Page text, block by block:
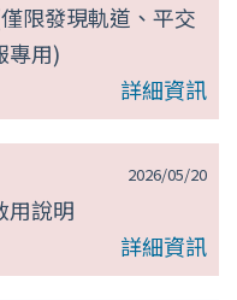
限發現軌道、平交
專用)
詳細資訊
2026/05/20
用說明
詳細資訊